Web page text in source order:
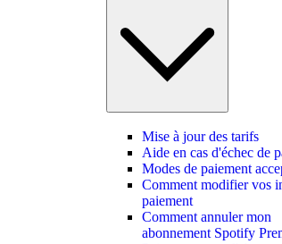
Mise à jour des tarifs
Aide en cas d'échec de
Modes de paiement
Comment modifier vos
paiement
Comment annuler mon
abonnement Spotify